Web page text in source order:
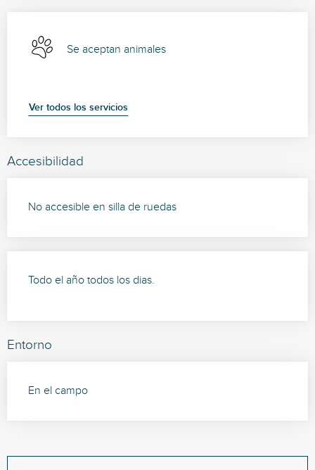
Se aceptan animales
Ver todos los servicios
Accesibilidad
No accesible en silla de ruedas
Todo el año todos los dias.
Entorno
En el campo